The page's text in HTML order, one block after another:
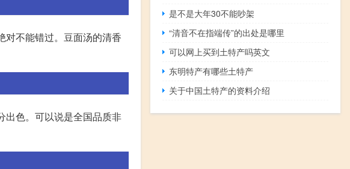
对不能错过。豆面汤的清香
出色。可以说是全国品质非
是不是大年30不能吵架
“清音不在指端传”的出处是哪里
可以网上买到土特产吗英文
东明特产有哪些土特产
关于中国土特产的资料介绍